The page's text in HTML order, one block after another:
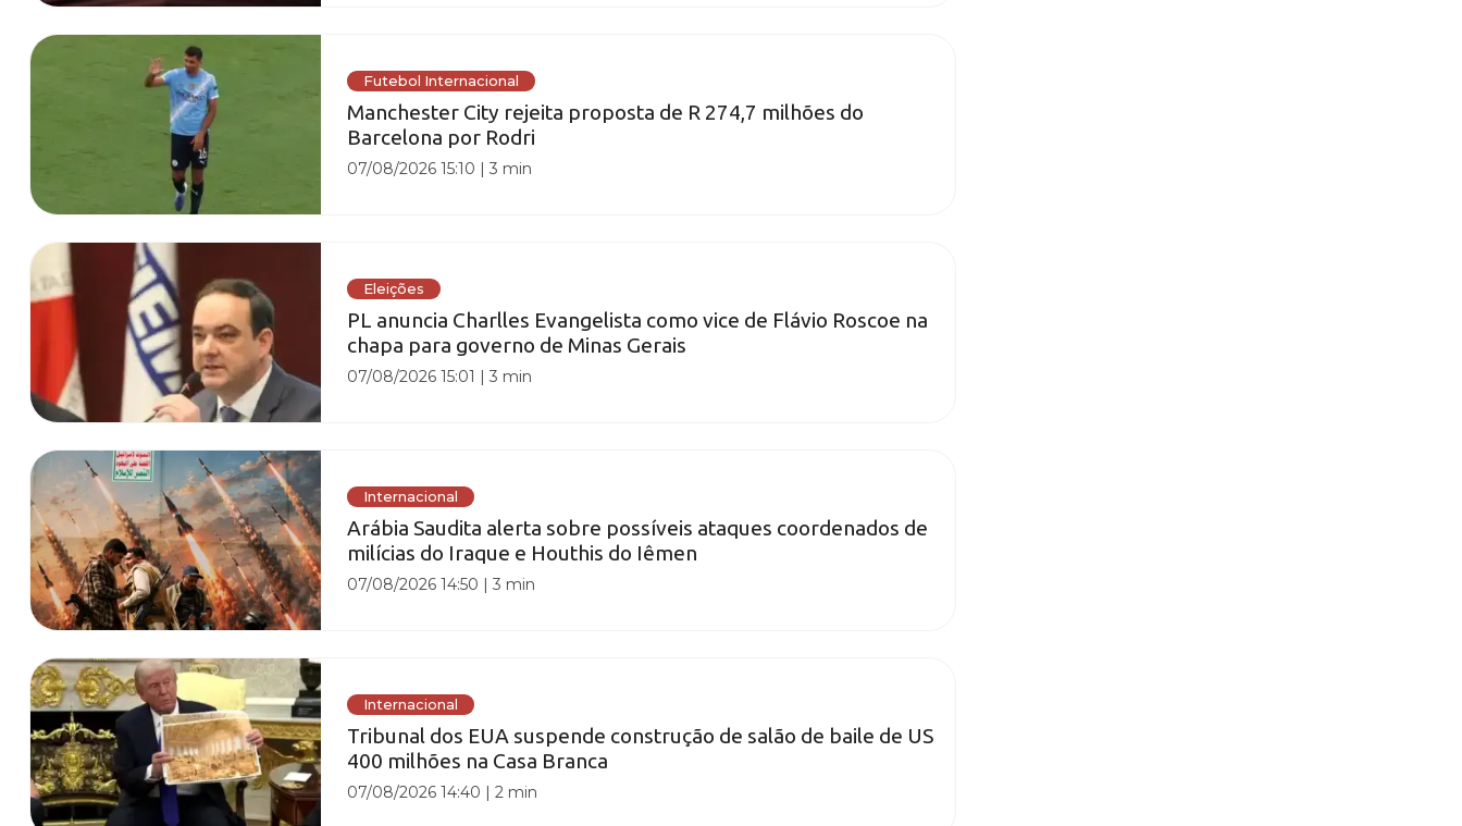
Futebol Internacional
Manchester City rejeita proposta de R 274,7 milhões do
Barcelona por Rodri
07/08/2026 15:10 |3 min
Eleições
PL anuncia Charlles Evangelista como vice de Flávio Roscoe na
chapa para governo de Minas Gerais
07/08/2026 15:01 |3 min
Internacional
Arábia Saudita alerta sobre possíveis ataques coordenados de
milícias do Iraque e Houthis do Iêmen
07/08/2026 14:50 |3 min
Internacional
Tribunal dos EUA suspende construção de salão de baile de US
400 milhões na Casa Branca
07/08/2026 14:40 |2 min